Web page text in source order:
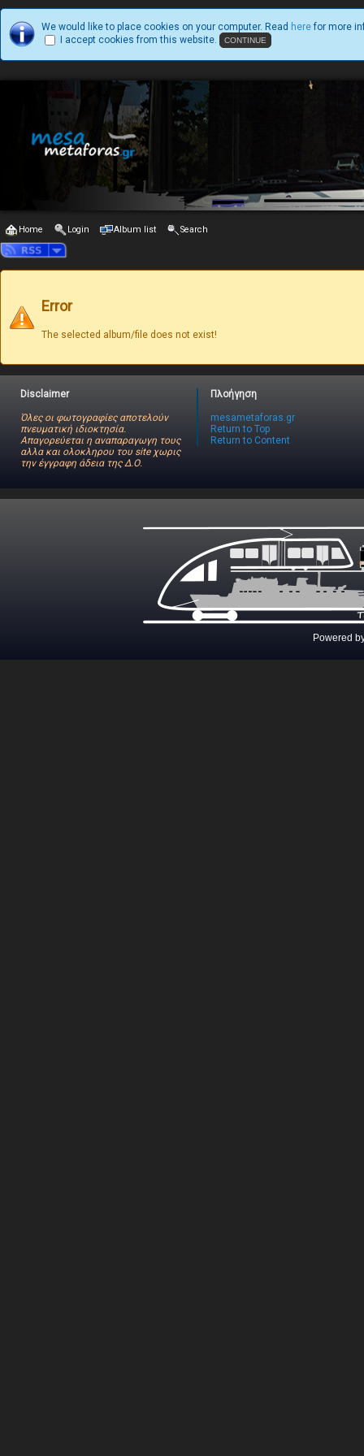
We would like to place cookies on your computer. Read here for more
I accept cookies from this website.
Home Login Album list Search
Error
The selected album/file does not exist!
Disclaimer
Όλες οι φωτογραφίες αποτελούν
πνευματική ιδιοκτησία.
Απαγορεύεται η αναπαραγωγη τους
αλλα και ολοκληρου του site χωρις
την έγγραφη άδεια της Δ.Ο.
Πλοήγηση
mesametaforas.gr
Return to Top
Return to Content
Powered